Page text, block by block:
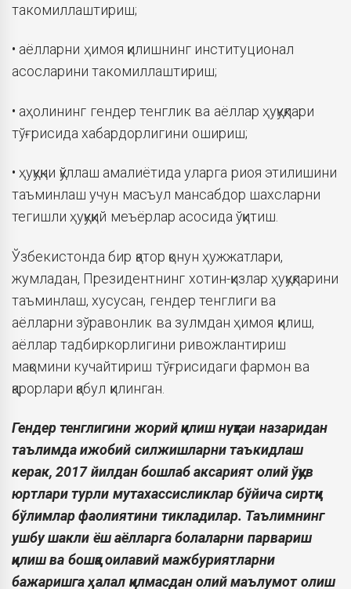
такомиллаштириш;
• аёлларни ҳимоя қилишнинг институционал
асосларини такомиллаштириш;
• аҳолининг гендер тенглик ва аёллар ҳуқуқлари
тўғрисида хабардорлигини ошириш;
• ҳуқуқни қўллаш амалиётида уларга риоя этилишини
таъминлаш учун масъул мансабдор шахсларни
тегишли ҳуқуқий меъёрлар асосида ўқитиш.
Ўзбекистонда бир қатор қонун ҳужжатлари,
жумладан, Президентнинг хотин-қизлар ҳуқуқларини
таъминлаш, хусусан, гендер тенглиги ва
аёлларни зўравонлик ва зулмдан ҳимоя қилиш,
аёллар тадбиркорлигини ривожлантириш
мақомини кучайтириш тўғрисидаги фармон ва
қарорлари қабул қилинган.
Гендер тенглигини жорий қилиш нуқтаи назаридан
таълимда ижобий силжишларни таъкидлаш
керак, 2017 йилдан бошлаб аксарият олий ўқув
юртлари турли мутахассисликлар бўйича сиртқи
бўлимлар фаолиятини тикладилар. Таълимнинг
ушбу шакли ёш аёлларга болаларни парвариш
қилиш ва бошқа оилавий мажбуриятларни
бажаришга ҳалал қилмасдан олий маълумот олиш